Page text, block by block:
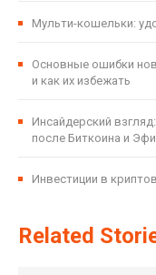
Мульти-кошельки:
Основные ошибки
и как их избежать
Инсайдерский
после Биткоина и
Инвестиции в
Related